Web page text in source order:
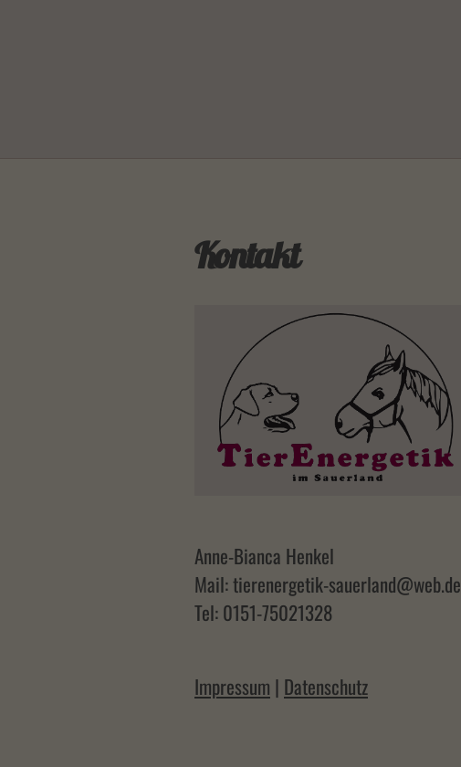
Kontakt
Anne-Bianca Henkel
Mail: tierenergetik-sauerland@web.de
Tel: 0151-75021328
Impressum | Datenschutz